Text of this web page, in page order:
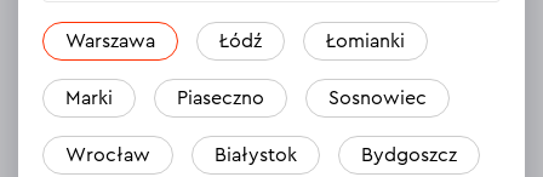
Warszawa Łódź Łomianki
Marki Piaseczno Sosnowiec
Wrocław Białystok Bydgoszcz